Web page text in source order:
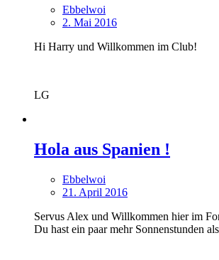
Ebbelwoi
2. Mai 2016
Hi Harry und Willkommen im Club!
LG
Hola aus Spanien !
Ebbelwoi
21. April 2016
Servus Alex und Willkommen hier im
Du hast ein paar mehr Sonnenstunden